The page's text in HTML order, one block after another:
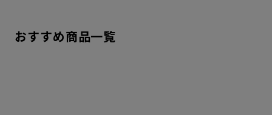
おすすめ商品一覧